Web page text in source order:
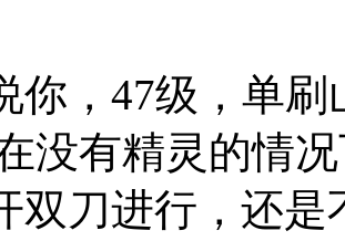
，47级，单刷
没有精灵的情
双刀进行，还